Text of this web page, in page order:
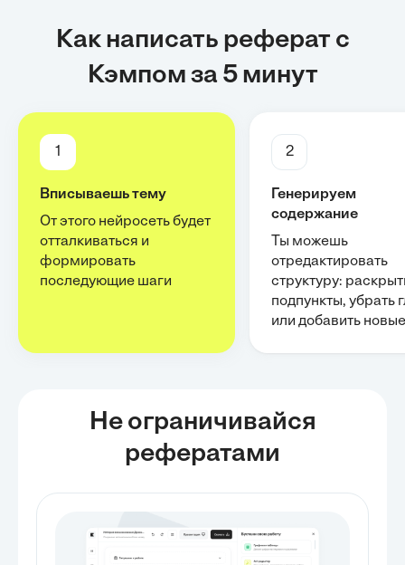
Как написать реферат с
Кэмпом за 5 минут
1
Вписываешь тему
От этого нейросеть будет
отталкиваться и
формировать
последующие шаги
2
Генерируем
содержание
Ты можешь
отредактировать
структуру:
подпункты, убрать
или добавить новые
Не ограничивайся
рефератами